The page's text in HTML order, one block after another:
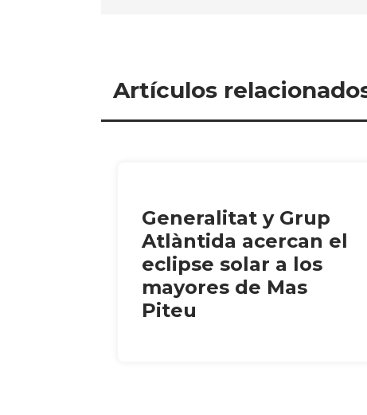
Artículos
Generalitat y Grup
Atlàntida acercan el
eclipse solar a los
mayores de Mas
Piteu